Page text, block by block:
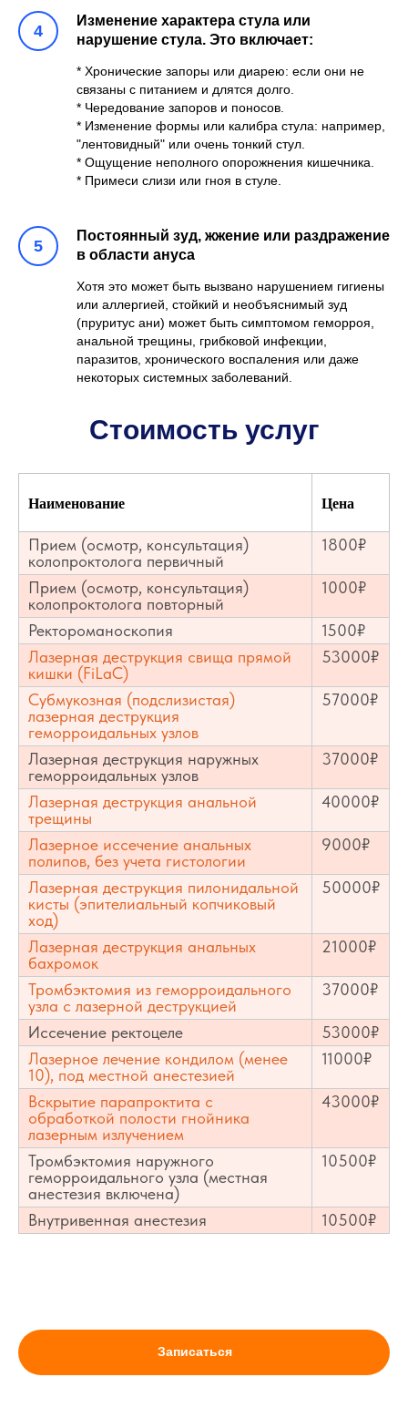
Изменение характера стула или
нарушение стула. Это включает:
* Хронические запоры или диарею: если они не
связаны с питанием и длятся долго.
* Чередование запоров и поносов.
* Изменение формы или калибра стула: например,
"лентовидный" или очень тонкий стул.
* Ощущение неполного опорожнения кишечника.
* Примеси слизи или гноя в стуле.
Постоянный зуд, жжение или раздражение
в области ануса
Хотя это может быть вызвано нарушением гигиены
или аллергией, стойкий и необъяснимый зуд
(пруритус ани) может быть симптомом геморроя,
анальной трещины, грибковой инфекции,
паразитов, хронического воспаления или даже
некоторых системных заболеваний.
Стоимость услуг
Наименование Цена
Прием (осмотр, консультация)
колопроктолога первичный
1800₽
Прием (осмотр, консультация)
колопроктолога повторный
1000₽
Ректороманоскопия
1500₽
Лазерная деструкция свища прямой
кишки (FiLaC)
53000₽
Субмукозная (подслизистая)
лазерная деструкция
геморроидальных узлов
57000₽
Лазерная деструкция наружных
геморроидальных узлов
37000₽
Лазерная деструкция анальной
трещины
40000₽
Лазерное иссечение анальных
полипов, без учета гистологии
9000₽
Лазерная деструкция пилонидальной
кисты (эпителиальный копчиковый
ход)
50000₽
Лазерная деструкция анальных
бахромок
21000₽
Тромбэктомия из геморроидального
узла с лазерной деструкцией
37000₽
Иссечение ректоцеле
53000₽
Лазерное лечение кондилом (менее
10), под местной анестезией
11000₽
Вскрытие парапроктита с
обработкой полости гнойника
лазерным излучением
43000₽
Тромбэктомия наружного
геморроидального узла (местная
анестезия включена)
10500₽
Внутривенная анестезия 10500₽
Записаться